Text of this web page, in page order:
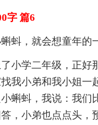
字 篇6
蚪，就会想童年的
小学二年级，正好
我小弟和我小姐一
蝌蚪，我说：我们
，小弟也点点头，